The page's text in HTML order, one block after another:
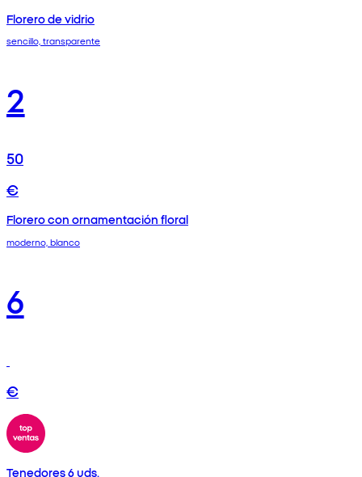
Florero de vidrio
sencillo, transparente
2
50
€
Florero con ornamentación floral
moderno, blanco
6
€
Tenedores 6 uds.